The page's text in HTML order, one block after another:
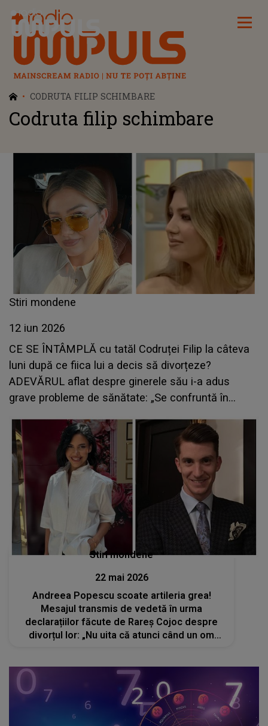
Radio Impuls
CODRUTA FILIP SCHIMBARE
Codruta filip schimbare
Stiri mondene
12 iun 2026
CE SE ÎNTÂMPLĂ cu tatăl Codruței Filip la câteva
luni după ce fiica lui a decis să divorțeze?
ADEVĂRUL aflat despre ginerele său i-a adus
grave probleme de sănătate: „Se confruntă în
Stiri mondene
22 mai 2026
Andreea Popescu scoate artileria grea!
Mesajul transmis de vedetă în urma
declarațiilor făcute de Rareș Cojoc despre
divorțul lor: „Nu uita că atunci când un om